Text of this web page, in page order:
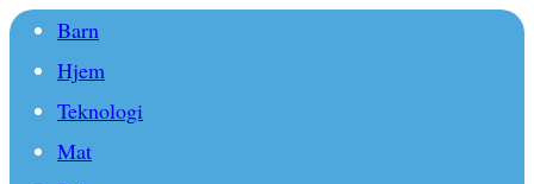
Barn
Hjem
Teknologi
Mat